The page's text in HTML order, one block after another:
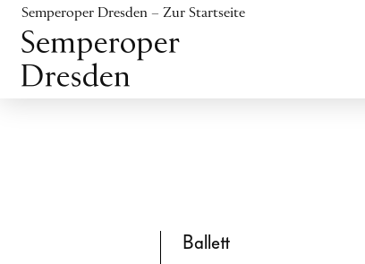
Inhalt anspringen
Fußbereich anspringen
Semperoper Dresden – Zur Startseite
Ballett